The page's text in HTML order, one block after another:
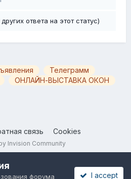
ответа на этот статус)
Телеграмм
ОНЛАЙН-ВЫСТАВКА ОКОН
связь Cookies
Invision Community
форума I accept